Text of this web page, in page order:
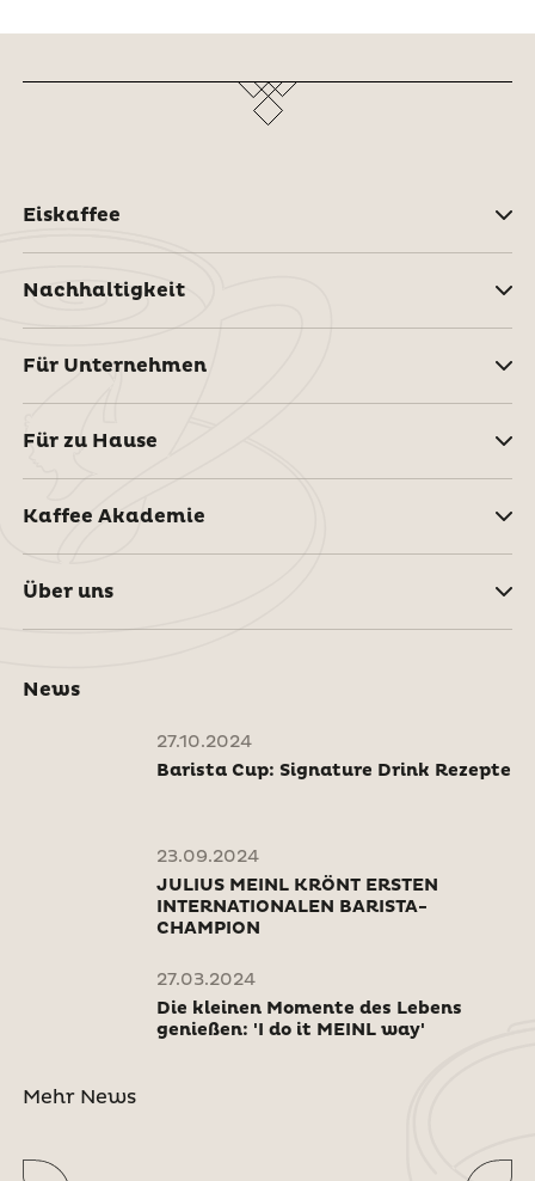
Eiskaffee
Nachhaltigkeit
Für Unternehmen
Für zu Hause
Kaffee Akademie
Über uns
News
27.10.2024
Barista Cup: Signature Drink Rezepte
23.09.2024
JULIUS MEINL KRÖNT ERSTEN
INTERNATIONALEN BARISTA-
CHAMPION
27.03.2024
Die kleinen Momente des Lebens
genießen: 'I do it MEINL way'
Mehr News